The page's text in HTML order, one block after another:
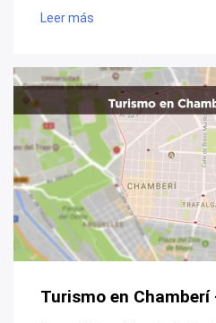
Leer más
Turismo en